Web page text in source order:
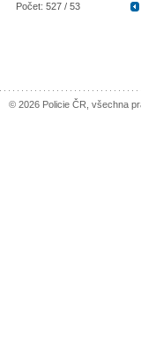
Počet: 527 / 53
© 2026 Policie ČR, všechna